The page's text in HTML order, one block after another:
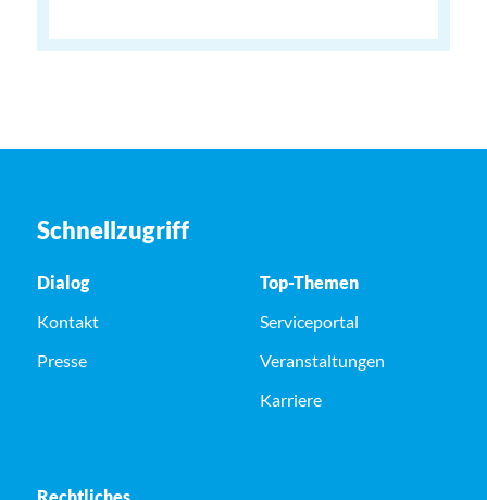
Schnellzugriff
Dialog
Kontakt
Presse
Top-Themen
Serviceportal
Veranstaltungen
Karriere